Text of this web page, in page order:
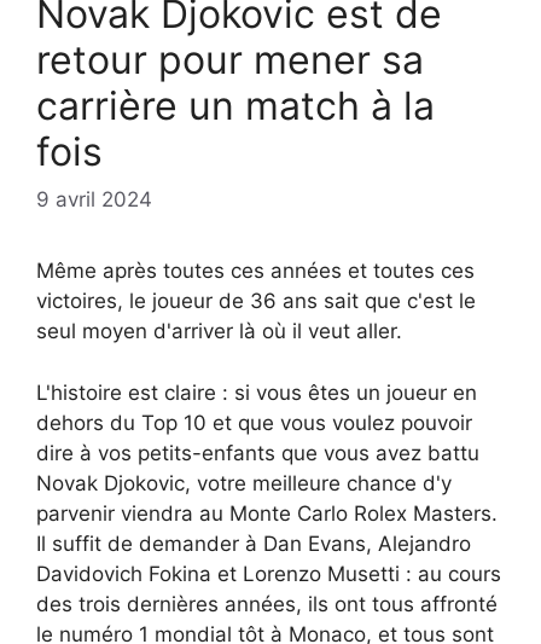
Novak Djokovic est de
retour pour mener sa
carrière un match à la
fois
9 avril 2024
Même après toutes ces années et toutes ces
victoires, le joueur de 36 ans sait que c'est le
seul moyen d'arriver là où il veut aller.
L'histoire est claire : si vous êtes un joueur en
dehors du Top 10 et que vous voulez pouvoir
dire à vos petits-enfants que vous avez battu
Novak Djokovic, votre meilleure chance d'y
parvenir viendra au Monte Carlo Rolex Masters.
Il suffit de demander à Dan Evans, Alejandro
Davidovich Fokina et Lorenzo Musetti : au cours
des trois dernières années, ils ont tous affronté
le numéro 1 mondial tôt à Monaco, et tous sont